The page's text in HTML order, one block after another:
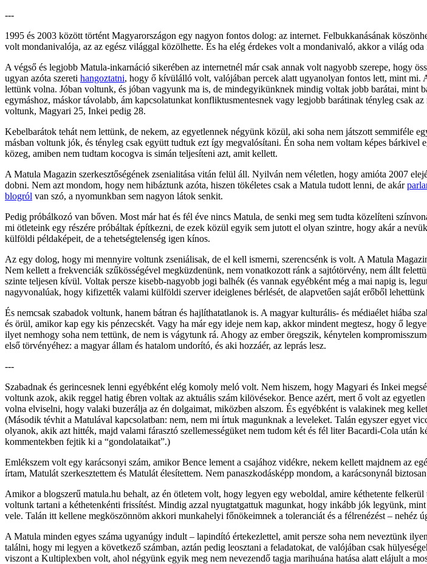
---
1995 és 2003 között történt Magyarországon egy nagyon fontos dolog: az internet. Felbukkanásának
volt mondanivalója, az az egész világgal közölhette. És ha elég érdekes volt a mondanivaló, akkor a világ
A végső és legjobb Matula-inkarnáció sikerében az internetnél már csak annak volt nagyobb szerepe, hogy
ugyan azóta szereti hangoztatni, hogy ő kívülálló volt, valójában percek alatt ugyanolyan fontos lett, mint
lettünk volna. Jóban voltunk, és jóban vagyunk ma is, de mindegyikünknek mindig voltak jobb barátai, mint
egymáshoz, máskor távolabb, ám kapcsolatunkat konfliktusmentesnek vagy legjobb barátinak tényleg csak
voltunk, Magyari 25, Inkei pedig 28.
Kebelbarátok tehát nem lettünk, de nekem, az egyetlennek négyünk közül, aki soha nem játszott semmiféle
másban voltunk jók, és tényleg csak együtt tudtuk ezt így megvalósítani. Én soha nem voltam képes
közeg, amiben nem tudtam kocogva is simán teljesíteni azt, amit kellett.
A Matula Magazin szerkesztőségének zsenialitása vitán felül áll. Nyilván nem véletlen, hogy amióta 2007
dobni. Nem azt mondom, hogy nem hibáztunk azóta, hiszen tökéletes csak a Matula tudott lenni, de akár
blogról van szó, a nyomunkban sem nagyon látok senkit.
Pedig próbálkozó van bőven. Most már hat és fél éve nincs Matula, de senki meg sem tudta közelíteni
mi ötleteink egy részére próbáltak építkezni, de ezek közül egyik sem jutott el olyan szintre, hogy akár a
külföldi példaképeit, de a tehetségtelenség igen kínos.
Az egy dolog, hogy mi mennyire voltunk zseniálisak, de el kell ismerni, szerencsénk is volt. A Matula
Nem kellett a frekvenciák szűkösségével megküzdenünk, nem vonatkozott ránk a sajtótörvény, nem állt
szinte teljesen kívül. Voltak persze kisebb-nagyobb jogi balhék (és vannak egyébként még a mai napig is,
nagyvonalúak, hogy kifizették valami külföldi szerver ideiglenes bérlését, de alapvetően saját erőből
És nemcsak szabadok voltunk, hanem bátran és hajlíthatatlanok is. A magyar kulturális- és médiaélet hiába
és örül, amikor kap egy kis pénzecskét. Vagy ha már egy ideje nem kap, akkor mindent megtesz, hogy ő
ilyet nemhogy soha nem tettünk, de nem is vágytunk rá. Ahogy az ember öregszik, kénytelen
első törvényéhez: a magyar állam és hatalom undorító, és aki hozzáér, az leprás lesz.
---
Szabadnak és gerincesnek lenni egyébként elég komoly meló volt. Nem hiszem, hogy Magyari és Inkei
voltunk azok, akik reggel hatig ébren voltak az aktuális szám kilövésekor. Bence azért, mert ő volt az
volna elviselni, hogy valaki buzerálja az én dolgaimat, miközben alszom. És egyébként is valakinek meg
(Második tévhit a Matulával kapcsolatban: nem, nem mi írtuk magunknak a leveleket. Talán egyszer egyet
olyanok, akik azt hitték, majd valami fárasztó szellemességüket nem tudom két és fél liter Bacardi-Cola
kommentekben fejtik ki a “gondolataikat”.)
Emlékszem volt egy karácsonyi szám, amikor Bence lement a csajához vidékre, nekem kellett majdnem az
írtam, Matulát szerkesztettem és Matulát élesítettem. Nem panaszkodásképp mondom, a karácsonynál
Amikor a blogszerű matula.hu behalt, az én ötletem volt, hogy legyen egy weboldal, amire kéthetente
voltunk tartani a kéthetenkénti frissítést. Mindig azzal nyugtatgattuk magunkat, hogy inkább jók legyünk,
vele. Talán itt kellene megköszönnöm akkori munkahelyi főnökeimnek a toleranciát és a félrenézést –
A Matula minden egyes száma ugyanúgy indult – lapindító értekezlettel, amit persze soha nem neveztünk
találni, hogy mi legyen a következő számban, aztán pedig leosztani a feladatokat, de valójában csak
viszont a Kultiplexben volt, ahol négyünk egyik meg nem nevezendő tagja marihuána hatása alatt elájult a